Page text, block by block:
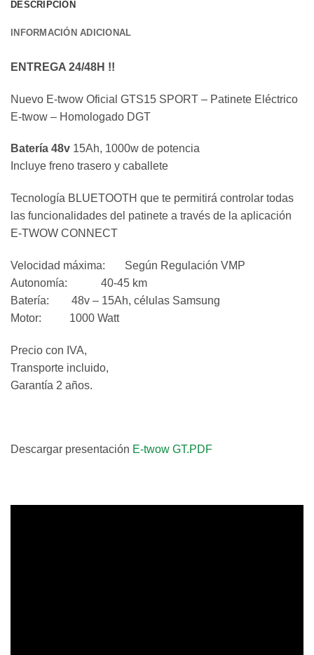
DESCRIPCIÓN
INFORMACIÓN ADICIONAL
ENTREGA 24/48H !!
Nuevo E-twow Oficial GTS15 SPORT – Patinete Eléctrico
E-twow – Homologado DGT
Batería 48v 15Ah, 1000w de potencia
Incluye freno trasero y caballete
Tecnología BLUETOOTH que te permitirá controlar todas
las funcionalidades del patinete a través de la aplicación
E-TWOW CONNECT
Velocidad máxima: Según Regulación VMP
Autonomía: 40-45 km
Batería: 48v – 15Ah, células Samsung
Motor: 1000 Watt
Precio con IVA,
Transporte incluido,
Garantía 2 años.
Descargar presentación E-twow GT.PDF